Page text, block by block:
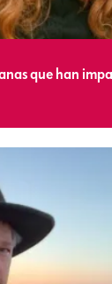
que han